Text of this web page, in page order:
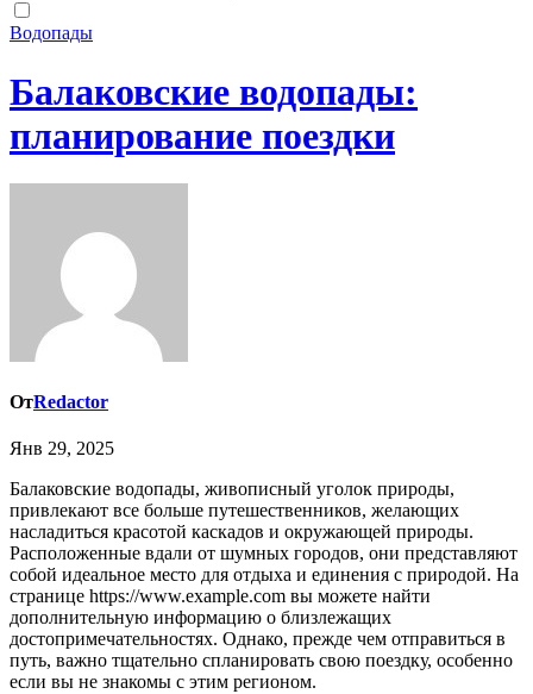
Водопады
Балаковские водопады:
планирование поездки
ОтRedactor
Янв 29, 2025
Балаковские водопады, живописный уголок природы,
привлекают все больше путешественников, желающих
насладиться красотой каскадов и окружающей природы.
Расположенные вдали от шумных городов, они представляют
собой идеальное место для отдыха и единения с природой. На
странице https://www.example.com вы можете найти
дополнительную информацию о близлежащих
достопримечательностях. Однако, прежде чем отправиться в
путь, важно тщательно спланировать свою поездку, особенно
если вы не знакомы с этим регионом.